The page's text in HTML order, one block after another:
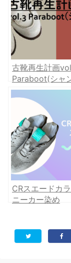
古靴再生計画
Paraboot(シャ
編
CRスエードカ
ニーカー染め